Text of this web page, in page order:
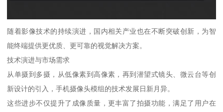
随着影像技术的持续演进，国内相关产业也在不断突破创新，为智
能终端提供更优质、更可靠的视觉解决方案。
技术演进与市场需求
从单摄到多摄，从低像素到高像素，再到潜望式镜头、微云台等创
新设计的引入，手机摄像头模组的技术发展日新月异。
这些进步不仅提升了成像质量，更丰富了拍摄功能，满足了用户在